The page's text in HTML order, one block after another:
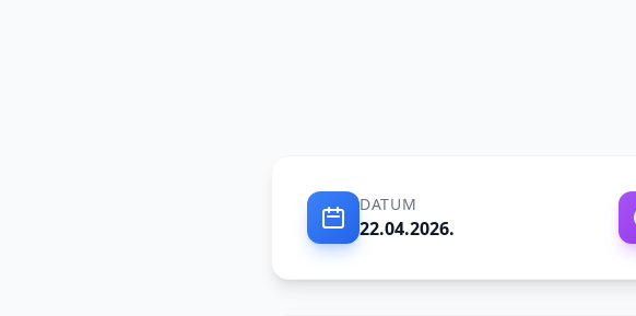
DATUM
22.04.2026.